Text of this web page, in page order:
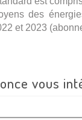
des
et 2023
vous